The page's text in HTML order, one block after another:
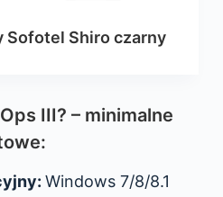
Sofotel Shiro czarny
III? – minimalne
Windows 7/8/8.1